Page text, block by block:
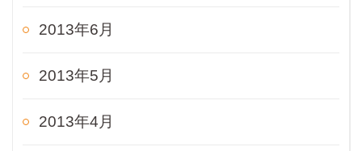
2013年6月
2013年5月
2013年4月